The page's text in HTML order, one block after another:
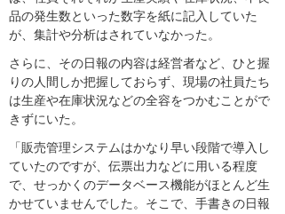
品の発生数といった数字を紙に記入していた
が、集計や分析はされていなかった。
さらに、その日報の内容は経営者など、ひと握
りの人間しか把握しておらず、現場の社員たち
は生産や在庫状況などの全容をつかむことがで
きずにいた。
「販売管理システムはかなり早い段階で導入し
ていたのですが、伝票出力などに用いる程度
で、せっかくのデータベース機能がほとんど生
かせていませんでした。そこで、手書きの日報